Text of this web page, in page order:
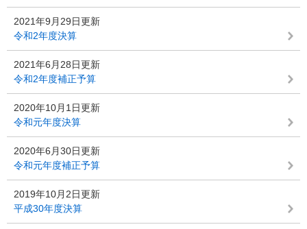
2021年9月29日更新
令和2年度決算
2021年6月28日更新
令和2年度補正予算
2020年10月1日更新
令和元年度決算
2020年6月30日更新
令和元年度補正予算
2019年10月2日更新
平成30年度決算